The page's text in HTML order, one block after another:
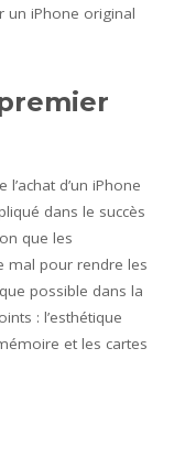
un iPhone original
d’un iPhone
dans le succès
que les
mal pour rendre les
possible dans la
: l’esthétique
et les cartes